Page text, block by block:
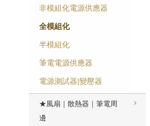
非模組化電源供應器
全模組化
半模組化
筆電電源供應器
電源測試器|變壓器
★風扇｜散熱器｜筆電周
邊